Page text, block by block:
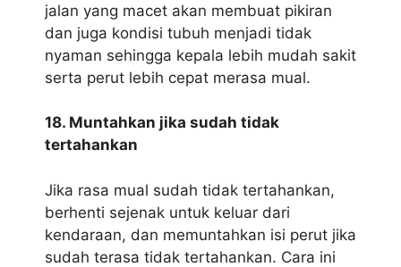
jalan yang macet akan membuat pikiran
dan juga kondisi tubuh menjadi tidak
nyaman sehingga kepala lebih mudah sakit
serta perut lebih cepat merasa mual.
18. Muntahkan jika sudah tidak
tertahankan
Jika rasa mual sudah tidak tertahankan,
berhenti sejenak untuk keluar dari
kendaraan, dan memuntahkan isi perut jika
sudah terasa tidak tertahankan. Cara ini